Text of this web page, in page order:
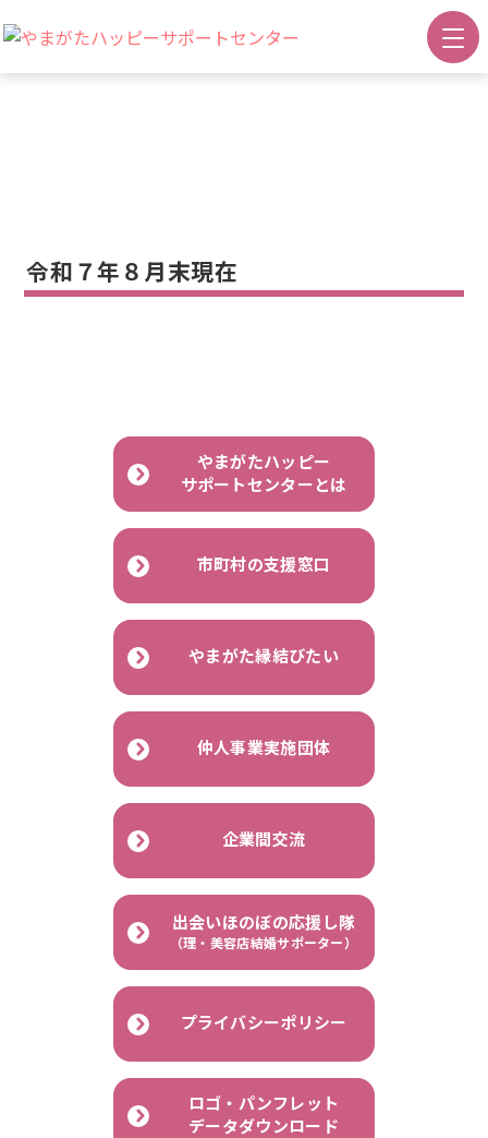
令和７年８月末現在
やまがたハッピー
サポートセンターとは
市町村の支援窓口
やまがた縁結びたい
仲人事業実施団体
企業間交流
出会いほのぼの応援し隊
（理・美容店結婚サポーター）
プライバシーポリシー
ロゴ・パンフレット
データダウンロード